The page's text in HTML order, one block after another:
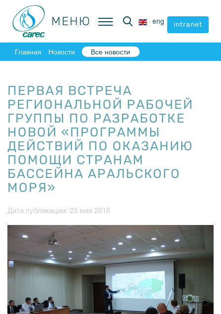
МЕНЮ eng intranet
МЕНЮ eng intranet
Главная Новости Все новости
ПЕРВАЯ ВСТРЕЧА
РЕГИОНАЛЬНОЙ РАБОЧЕЙ
ГРУППЫ ПО РАЗРАБОТКЕ
НОВОЙ «ПРОГРАММЫ
ДЕЙСТВИЙ ПО ОКАЗАНИЮ
ПОМОЩИ СТРАНАМ
БАССЕЙНА АРАЛЬСКОГО
МОРЯ»
Дата публикации: 23 мая 2018